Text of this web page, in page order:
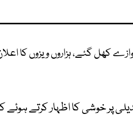
کھل گئے، ہزاروں ویزوں کا
پر خوشی کا اظہار کرتے ہوئے